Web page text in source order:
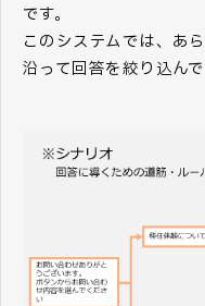
です。
このシステムでは、あ
沿って回答を絞り込んで